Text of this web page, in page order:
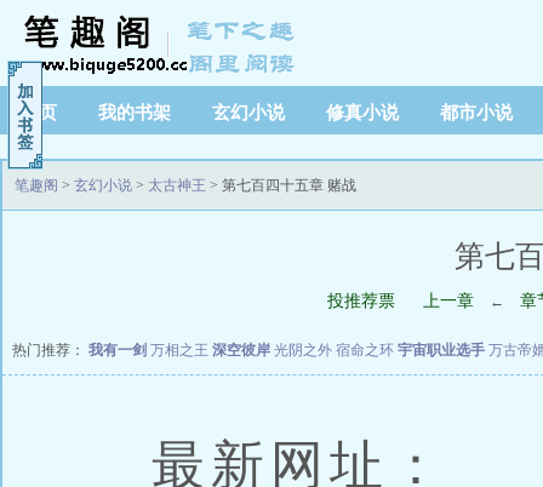
首页 我的书架 玄幻小说 修真小说 都市小说
笔趣阁 > 玄幻小说 > 太古神王 > 第七百四十五章 赌战
第七
投推荐票 上一章 ← 章
热门推荐： 我有一剑 万相之王 深空彼岸 光阴之外 宿命之环 宇宙职业选手 万古帝
最新网址：